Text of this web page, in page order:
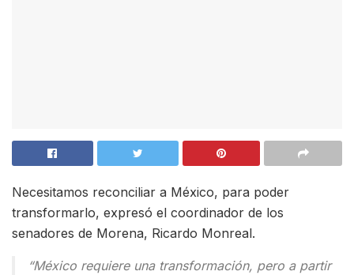
Necesitamos reconciliar a México, para poder
transformarlo, expresó el coordinador de los
senadores de Morena, Ricardo Monreal.
“México requiere una transformación, pero a partir